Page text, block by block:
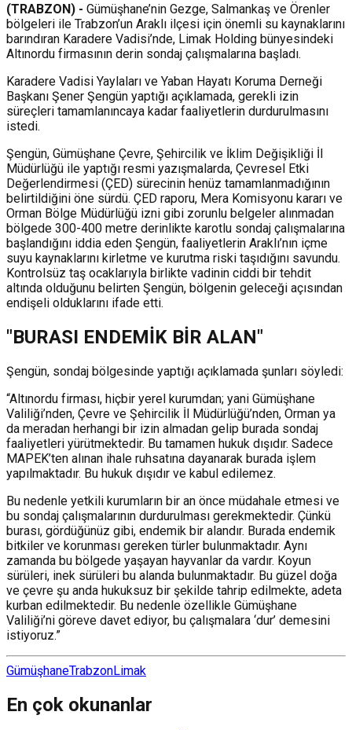
(TRABZON) - Gümüşhane’nin Gezge, Salmankaş ve Örenler
bölgeleri ile Trabzon’un Araklı ilçesi için önemli su kaynaklarını
barındıran Karadere Vadisi’nde, Limak Holding bünyesindeki
Altınordu firmasının derin sondaj çalışmalarına başladı.
Karadere Vadisi Yaylaları ve Yaban Hayatı Koruma Derneği
Başkanı Şener Şengün yaptığı açıklamada, gerekli izin
süreçleri tamamlanıncaya kadar faaliyetlerin durdurulmasını
istedi.
Şengün, Gümüşhane Çevre, Şehircilik ve İklim Değişikliği İl
Müdürlüğü ile yaptığı resmi yazışmalarda, Çevresel Etki
Değerlendirmesi (ÇED) sürecinin henüz tamamlanmadığının
belirtildiğini öne sürdü. ÇED raporu, Mera Komisyonu kararı ve
Orman Bölge Müdürlüğü izni gibi zorunlu belgeler alınmadan
bölgede 300-400 metre derinlikte karotlu sondaj çalışmalarına
başlandığını iddia eden Şengün, faaliyetlerin Araklı’nın içme
suyu kaynaklarını kirletme ve kurutma riski taşıdığını savundu.
Kontrolsüz taş ocaklarıyla birlikte vadinin ciddi bir tehdit
altında olduğunu belirten Şengün, bölgenin geleceği açısından
endişeli olduklarını ifade etti.
"BURASI ENDEMİK BİR ALAN"
Şengün, sondaj bölgesinde yaptığı açıklamada şunları söyledi:
“Altınordu firması, hiçbir yerel kurumdan; yani Gümüşhane
Valiliği’nden, Çevre ve Şehircilik İl Müdürlüğü’nden, Orman ya
da meradan herhangi bir izin almadan gelip burada sondaj
faaliyetleri yürütmektedir. Bu tamamen hukuk dışıdır. Sadece
MAPEK’ten alınan ihale ruhsatına dayanarak burada işlem
yapılmaktadır. Bu hukuk dışıdır ve kabul edilemez.
Bu nedenle yetkili kurumların bir an önce müdahale etmesi ve
bu sondaj çalışmalarının durdurulması gerekmektedir. Çünkü
burası, gördüğünüz gibi, endemik bir alandır. Burada endemik
bitkiler ve korunması gereken türler bulunmaktadır. Aynı
zamanda bu bölgede yaşayan hayvanlar da vardır. Koyun
sürüleri, inek sürüleri bu alanda bulunmaktadır. Bu güzel doğa
ve çevre şu anda hukuksuz bir şekilde tahrip edilmekte, adeta
kurban edilmektedir. Bu nedenle özellikle Gümüşhane
Valiliği’ni göreve davet ediyor, bu çalışmalara ‘dur’ demesini
istiyoruz.”
GümüşhaneTrabzonLimak
En çok okunanlar